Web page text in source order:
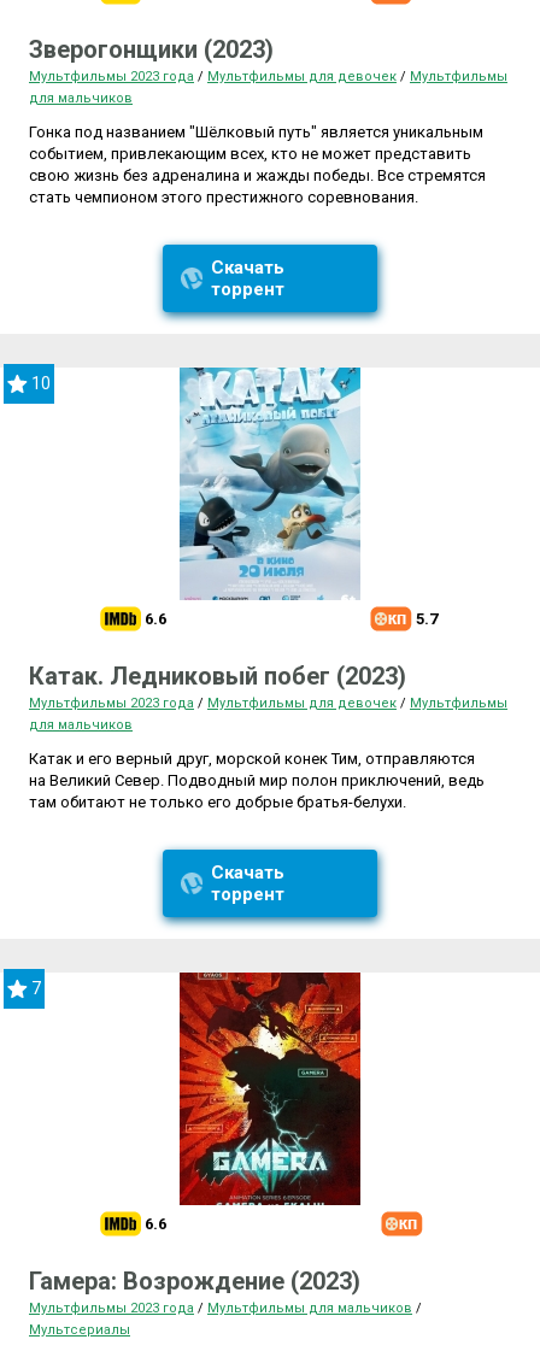
Зверогонщики (2023)
Мультфильмы 2023 года / Мультфильмы для девочек / Мультфильмы
для мальчиков
Гонка под названием "Шёлковый путь" является уникальным
событием, привлекающим всех, кто не может представить
свою жизнь без адреналина и жажды победы. Все стремятся
стать чемпионом этого престижного соревнования.
Скачать
торрент
10
6.6 5.7
Катак. Ледниковый побег (2023)
Мультфильмы 2023 года / Мультфильмы для девочек / Мультфильмы
для мальчиков
Катак и его верный друг, морской конек Тим, отправляются
на Великий Север. Подводный мир полон приключений, ведь
там обитают не только его добрые братья-белухи.
Скачать
торрент
7
6.6
Гамера: Возрождение (2023)
Мультфильмы 2023 года / Мультфильмы для мальчиков /
Мультсериалы